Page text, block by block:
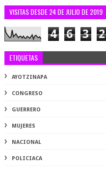
VISITAS DESDE 24 DE JULIO DE 2019
4 6 3 2
ETIQUETAS
AYOTZINAPA
CONGRESO
GUERRERO
MUJERES
NACIONAL
POLICIACA